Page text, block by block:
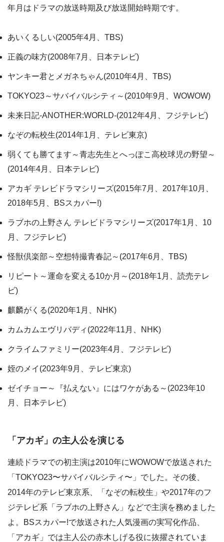
年月はドラマの放送時期及び放送開始時期です。
あいくるしい(2005年4月、TBS)
正義の味方(2008年7月、日本テレビ)
ヤンキー君とメガネちゃん(2010年4月、TBS)
TOKYO23～サバイバルシティ～(2010年9月、WOWOW)
未来日記‐ANOTHER:WORLD‐(2012年4月、フジテレビ)
なぞの転校生(2014年1月、テレビ東京)
弱くても勝てます～青志先生とへっぽこ高校球児の野望～
(2014年4月、日本テレビ)
アカギ テレビドラマシリーズ(2015年7月、2017年10月、
2018年5月、BSスカパー!)
ラブホの上野さん テレビドラマシリーズ(2017年1月、10
月、フジテレビ)
怪獣倶楽部～空想特撮青春記～(2017年6月、TBS)
リピート～運命を変える10か月～(2018年1月、読売テレ
ビ)
麒麟がくる(2020年1月、NHK)
カムカムエヴリバディ(2022年11月、NHK)
クライムファミリー(2023年4月、フジテレビ)
姪のメイ(2023年9月、テレビ東京)
ゼイチョー～『払えない』にはワケがある～(2023年10
月、日本テレビ)
「アカギ」の主人公を演じる
連続ドラマでの初主演は2010年にWOWOWで放送された
「TOKYO23〜サバイバルシティ〜」でした。その後、
2014年のテレビ東京系、「なぞの転校生」や2017年のフ
ジテレビ系「ラブホの上野さん」などで主演を務めました
よ。BSスカパー!で放送された人気漫画の実写化作品、
「アカギ」では主人公の赤木しげる役に抜擢されていま